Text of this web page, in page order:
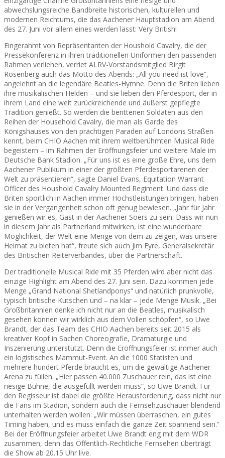
abwechslungsreiche Bandbreite historischen, kulturellen und
modernen Reichtums, die das Aachener Hauptstadion am Abend
des 27. Juni vor allem eines werden lässt: Very British!
Eingerahmt von Repräsentanten der Houshold Cavalry, die der
Pressekonferenz in ihren traditionellen Uniformen den passenden
Rahmen verliehen, verriet ALRV-Vorstandsmitglied Birgit
Rosenberg auch das Motto des Abends: „All you need ist love“,
angelehnt an die legendäre Beatles-Hymne. Denn die Briten lieben
ihre musikalischen Helden – und sie lieben den Pferdesport, der in
ihrem Land eine weit zurückreichende und äußerst gepflegte
Tradition genießt. So werden die berittenen Soldaten aus den
Reihen der Household Cavalry, die man als Garde des
Königshauses von den prächtigen Paraden auf Londons Straßen
kennt, beim CHIO Aachen mit ihrem weltberühmten Musical Ride
begeistern – im Rahmen der Eröffnungsfeier und weitere Male im
Deutsche Bank Stadion. „Für uns ist es eine große Ehre, uns dem
Aachener Publikum in einer der größten Pferdesportarenen der
Welt zu präsentieren“, sagte Daniel Evans, Equitation Warrant
Officer des Houshold Cavalry Mounted Regiment. Und dass die
Briten sportlich in Aachen immer Höchstleistungen bringen, haben
sie in der Vergangenheit schon oft genug bewiesen. „Jahr für Jahr
genießen wir es, Gast in der Aachener Soers zu sein. Dass wir nun
in diesem Jahr als Partnerland mitwirken, ist eine wunderbare
Möglichkeit, der Welt eine Menge von dem zu zeigen, was unsere
Heimat zu bieten hat“, freute sich auch Jim Eyre, Generalsekretär
des Britischen Reiterverbandes, über die Partnerschaft.
Der traditionelle Musical Ride mit 35 Pferden wird aber nicht das
einzige Highlight am Abend des 27. Juni sein. Dazu kommen jede
Menge „Grand National Shetlandponys“ und natürlich prunkvolle,
typisch britische Kutschen und – na klar – jede Menge Musik. „Bei
Großbritannien denke ich nicht nur an die Beatles, musikalisch
gesehen können wir wirklich aus dem Vollen schöpfen“, so Uwe
Brandt, der das Team des CHIO Aachen bereits seit 2015 als
kreativer Kopf in Sachen Choreografie, Dramaturgie und
Inszenierung unterstützt. Denn die Eröffnungsfeier ist immer auch
ein logistisches Mammut-Event. An die 1000 Statisten und
mehrere hundert Pferde braucht es, um die gewaltige Aachener
Arena zu füllen. „Hier passen 40.000 Zuschauer rein, das ist eine
riesige Bühne, die ausgefüllt werden muss“, so Uwe Brandt. Für
den Regisseur ist dabei die größte Herausforderung, dass nicht nur
die Fans im Stadion, sondern auch die Fernsehzuschauer blendend
unterhalten werden wollen: „Wir müssen überraschen, ein gutes
Timing haben, und es muss einfach die ganze Zeit spannend sein.“
Bei der Eröffnungsfeier arbeitet Uwe Brandt eng mit dem WDR
zusammen, denn das Öffentlich-Rechtliche Fernsehen überträgt
die Show ab 20.15 Uhr live.